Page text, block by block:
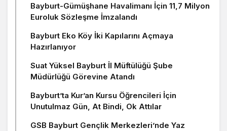
Bayburt-Gümüşhane Havalimanı İçin 11,7 Milyon
Euroluk Sözleşme İmzalandı
Bayburt Eko Köy İki Kapılarını Açmaya
Hazırlanıyor
Suat Yüksel Bayburt İl Müftülüğü Şube
Müdürlüğü Görevine Atandı
Bayburt’ta Kur’an Kursu Öğrencileri İçin
Unutulmaz Gün, At Bindi, Ok Attılar
GSB Bayburt Gençlik Merkezleri’nde Yaz